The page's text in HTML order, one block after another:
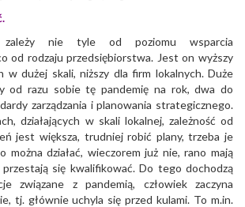
nie tyle od poziomu wsparcia
od rodzaju przedsiębiorstwa. Jest on wyższy
w dużej skali, niższy dla firm lokalnych. Duże
od razu sobie tę pandemię na rok, dwa do
zarządzania i planowania strategicznego.
działających w skali lokalnej, zależność od
jest większa, trudniej robić plany, trzeba je
można działać, wieczorem już nie, rano mają
się kwalifikować. Do tego dochodzą
związane z pandemią, człowiek zaczyna
tj. głównie uchyla się przed kulami. To m.in.